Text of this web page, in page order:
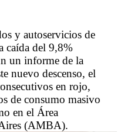
y autoservicios de
caída del 9,8%
un informe de la
nuevo descenso, el
en rojo,
de consumo masivo
en el Área
(AMBA).